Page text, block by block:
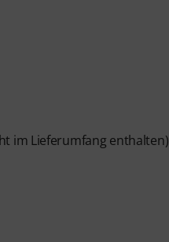
im Lieferumfang enthalten)